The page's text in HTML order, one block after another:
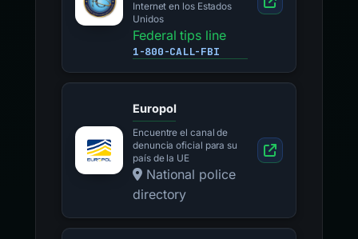
Internet en los Estados
Unidos
Federal tips line
1-800-CALL-FBI
Europol
Encuentre el canal de
denuncia oficial para su
país de la UE
National police
directory